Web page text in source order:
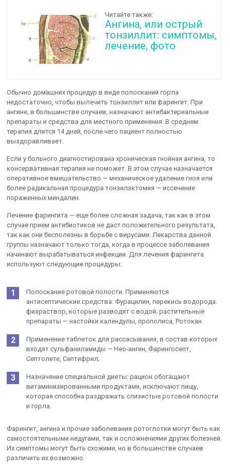
Читайте также:
Ангина, или острый
тонзиллит: симптомы,
лечение, фото
Обычно домашних процедур в виде полосканий горла
недостаточно, чтобы вылечить тонзиллит или фарингит. При
ангине, в большинстве случаев, назначают антибактериальные
препараты и средства для местного применения. В среднем
терапия длится 14 дней, после чего пациент полностью
выздоравливает.
Если у больного диагностирована хроническая гнойная ангина, то
консервативная терапия не поможет. В этом случае назначается
оперативное вмешательство — механическое удаление гноя или
более радикальная процедура тонзилэктомия — иссечение
пораженных миндалин.
Лечение фарингита — еще более сложная задача, так как в этом
случае прием антибиотиков не даст положительного результата,
так как они бесполезны в борьбе с вирусами. Лекарства данной
группы назначают только тогда, когда в процессе заболевания
начинают вырабатываться инфекции. Для лечения фарингита
используют следующие процедуры:
Полоскание ротовой полости. Применяются
антисептические средства: Фурацилин, перекись водорода.
физраствор, которые разводят с водой; растительные
препараты — настойки календулы, прополиса, Ротокан.
Применение таблеток для рассасывания, в состав которых
входят сульфаниламиды — Нео-ангин, Фарингосепт,
Септолете, Септифрил;
Назначение специальной диеты: рацион обогащают
витаминизированными продуктами, исключают пищу,
которая способна раздражать слизистые ротовой полости
и горла.
Фарингит, ангина и прочие заболевания ротоглотки могут быть как
самостоятельными недугами, так и осложнениями других болезней.
Их симптомы могут быть схожими, но в большинстве случаев
различить их возможно.